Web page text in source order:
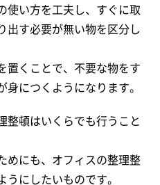
使い方を工夫し、すぐに取
出す必要が無い物を区分し
置くことで、不要な物をす
につくようになります。
整頓はいくらでも行うこと
めにも、オフィスの整理整
にしたいものです。